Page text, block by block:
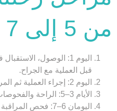
من 5 إلى 7 أيام
اليوم 1:
الوصول، الاستقبال
قبل العملية مع الجراح.
اليوم 2:
إجراء العملية ثم
الأيام 3–5:
الراحة
اليومان 6–7:
فحص المراقبة